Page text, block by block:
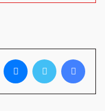
فيسبوك تويتر